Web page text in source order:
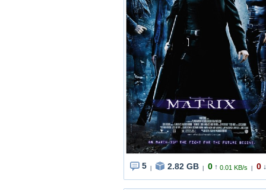
5 2.82 GB 0 ↑ 0.01 KB/s 0 ↓